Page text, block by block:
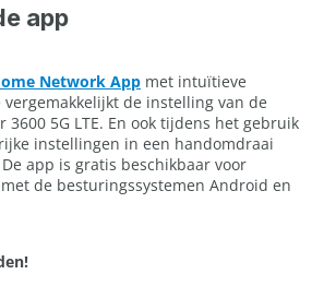
app
Network App met intuïtieve
de instelling van de
3600 5G LTE. En ook tijdens het gebruik
instellingen in een handomdraai
app is gratis beschikbaar voor
de besturingssystemen Android en